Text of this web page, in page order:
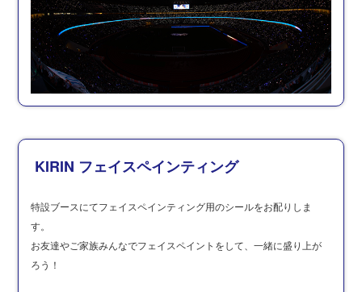
KIRIN フェイスペインティング
特設ブースにてフェイスペインティング用のシールをお配りしま
す。
お友達やご家族みんなでフェイスペイントをして、一緒に盛り上が
ろう！